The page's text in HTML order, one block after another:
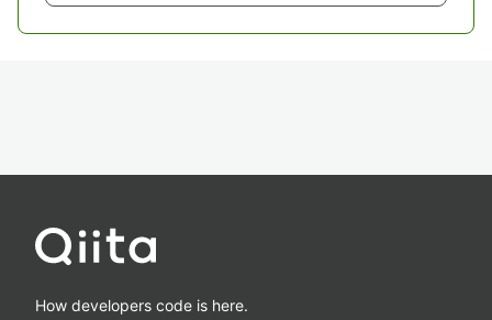
How developers code is here.